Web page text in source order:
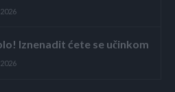
Iznenadit ćete se učinkom